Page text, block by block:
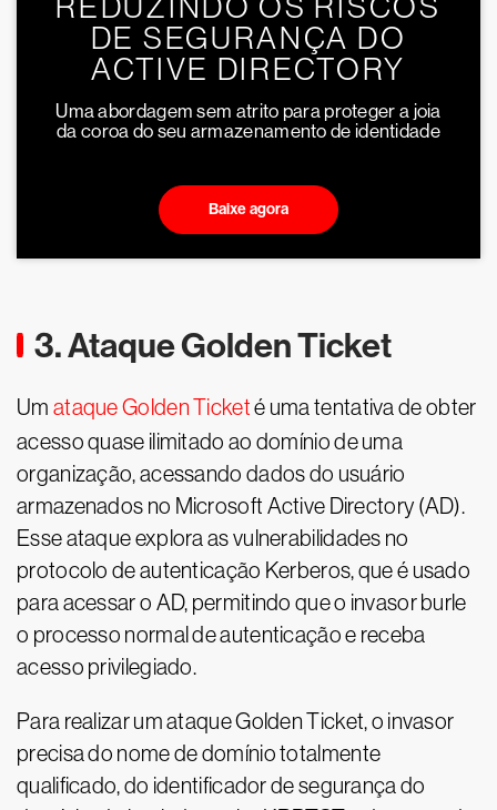
DE SEGURANÇA DO
ACTIVE DIRECTORY
Uma abordagem sem atrito para proteger a joia
da coroa do seu armazenamento de identidade
Baixe agora
3. Ataque Golden Ticket
Um ataque Golden Ticketé uma tentativa de obter
acesso quase ilimitado ao domínio de uma
organização, acessando dados do usuário
armazenados no Microsoft Active Directory (AD).
Esse ataque explora as vulnerabilidades no
protocolo de autenticação Kerberos, que é usado
para acessar o AD, permitindo que o invasor burle
o processo normal de autenticação e receba
acesso privilegiado.
Para realizar um ataque Golden Ticket, o invasor
precisa do nome de domínio totalmente
qualificado, do identificador de segurança do